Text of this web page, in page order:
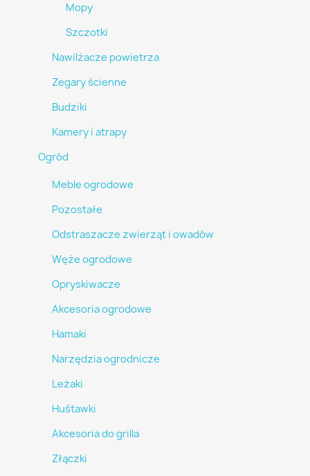
Mopy
Szczotki
Nawilżacze powietrza
Zegary ścienne
Budziki
Kamery i atrapy
Ogród
Meble ogrodowe
Pozostałe
Odstraszacze zwierząt i owadów
Węże ogrodowe
Opryskiwacze
Akcesoria ogrodowe
Hamaki
Narzędzia ogrodnicze
Leżaki
Huśtawki
Akcesoria do grilla
Złączki